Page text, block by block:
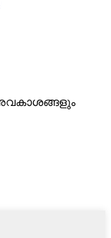
അവകാശങ്ങളും